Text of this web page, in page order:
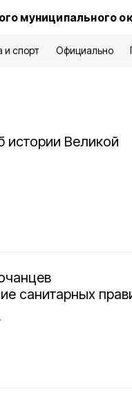
муниципального
и спорт Официально
истории Великой
санитарных